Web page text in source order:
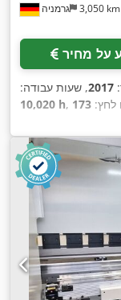
גרמניה 3,050 km
על מחיר
2017, שעות עבודה:
10,020 h
לחץ: